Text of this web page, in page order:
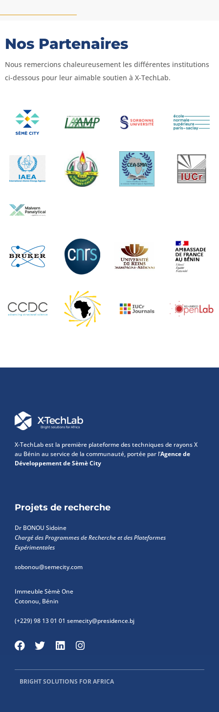
Nos Partenaires
Nous remercions chaleureusement les différentes institutions
ci-dessous pour leur aimable soutien à X-TechLab.
X-TechLab est la première plateforme des techniques de rayons X
au Bénin au service de la communauté, portée par l’Agence de
Développement de Sèmè City
Projets de recherche
Dr BONOU Sidoine
Chargé des Programmes de Recherche et des Plateformes
Expérimentales
sobonou@semecity.com
Immeuble Sèmè One
Cotonou, Bénin
(+229) 98 13 01 01 semecity@presidence.bj
BRIGHT SOLUTIONS FOR AFRICA